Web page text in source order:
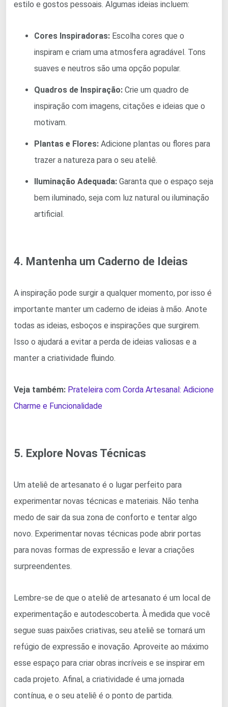
estilo e gostos pessoais. Algumas ideias incluem:
Cores Inspiradoras: Escolha cores que o
inspiram e criam uma atmosfera agradável. Tons
suaves e neutros são uma opção popular.
Quadros de Inspiração: Crie um quadro de
inspiração com imagens, citações e ideias que o
motivam.
Plantas e Flores: Adicione plantas ou flores para
trazer a natureza para o seu ateliê.
Iluminação Adequada: Garanta que o espaço seja
bem iluminado, seja com luz natural ou iluminação
artificial.
4. Mantenha um Caderno de Ideias
A inspiração pode surgir a qualquer momento, por isso é
importante manter um caderno de ideias à mão. Anote
todas as ideias, esboços e inspirações que surgirem.
Isso o ajudará a evitar a perda de ideias valiosas e a
manter a criatividade fluindo.
Veja também: Prateleira com Corda Artesanal: Adicione
Charme e Funcionalidade
5. Explore Novas Técnicas
Um ateliê de artesanato é o lugar perfeito para
experimentar novas técnicas e materiais. Não tenha
medo de sair da sua zona de conforto e tentar algo
novo. Experimentar novas técnicas pode abrir portas
para novas formas de expressão e levar a criações
surpreendentes.
Lembre-se de que o ateliê de artesanato é um local de
experimentação e autodescoberta. À medida que você
segue suas paixões criativas, seu ateliê se tornará um
refúgio de expressão e inovação. Aproveite ao máximo
esse espaço para criar obras incríveis e se inspirar em
cada projeto. Afinal, a criatividade é uma jornada
contínua, e o seu ateliê é o ponto de partida.